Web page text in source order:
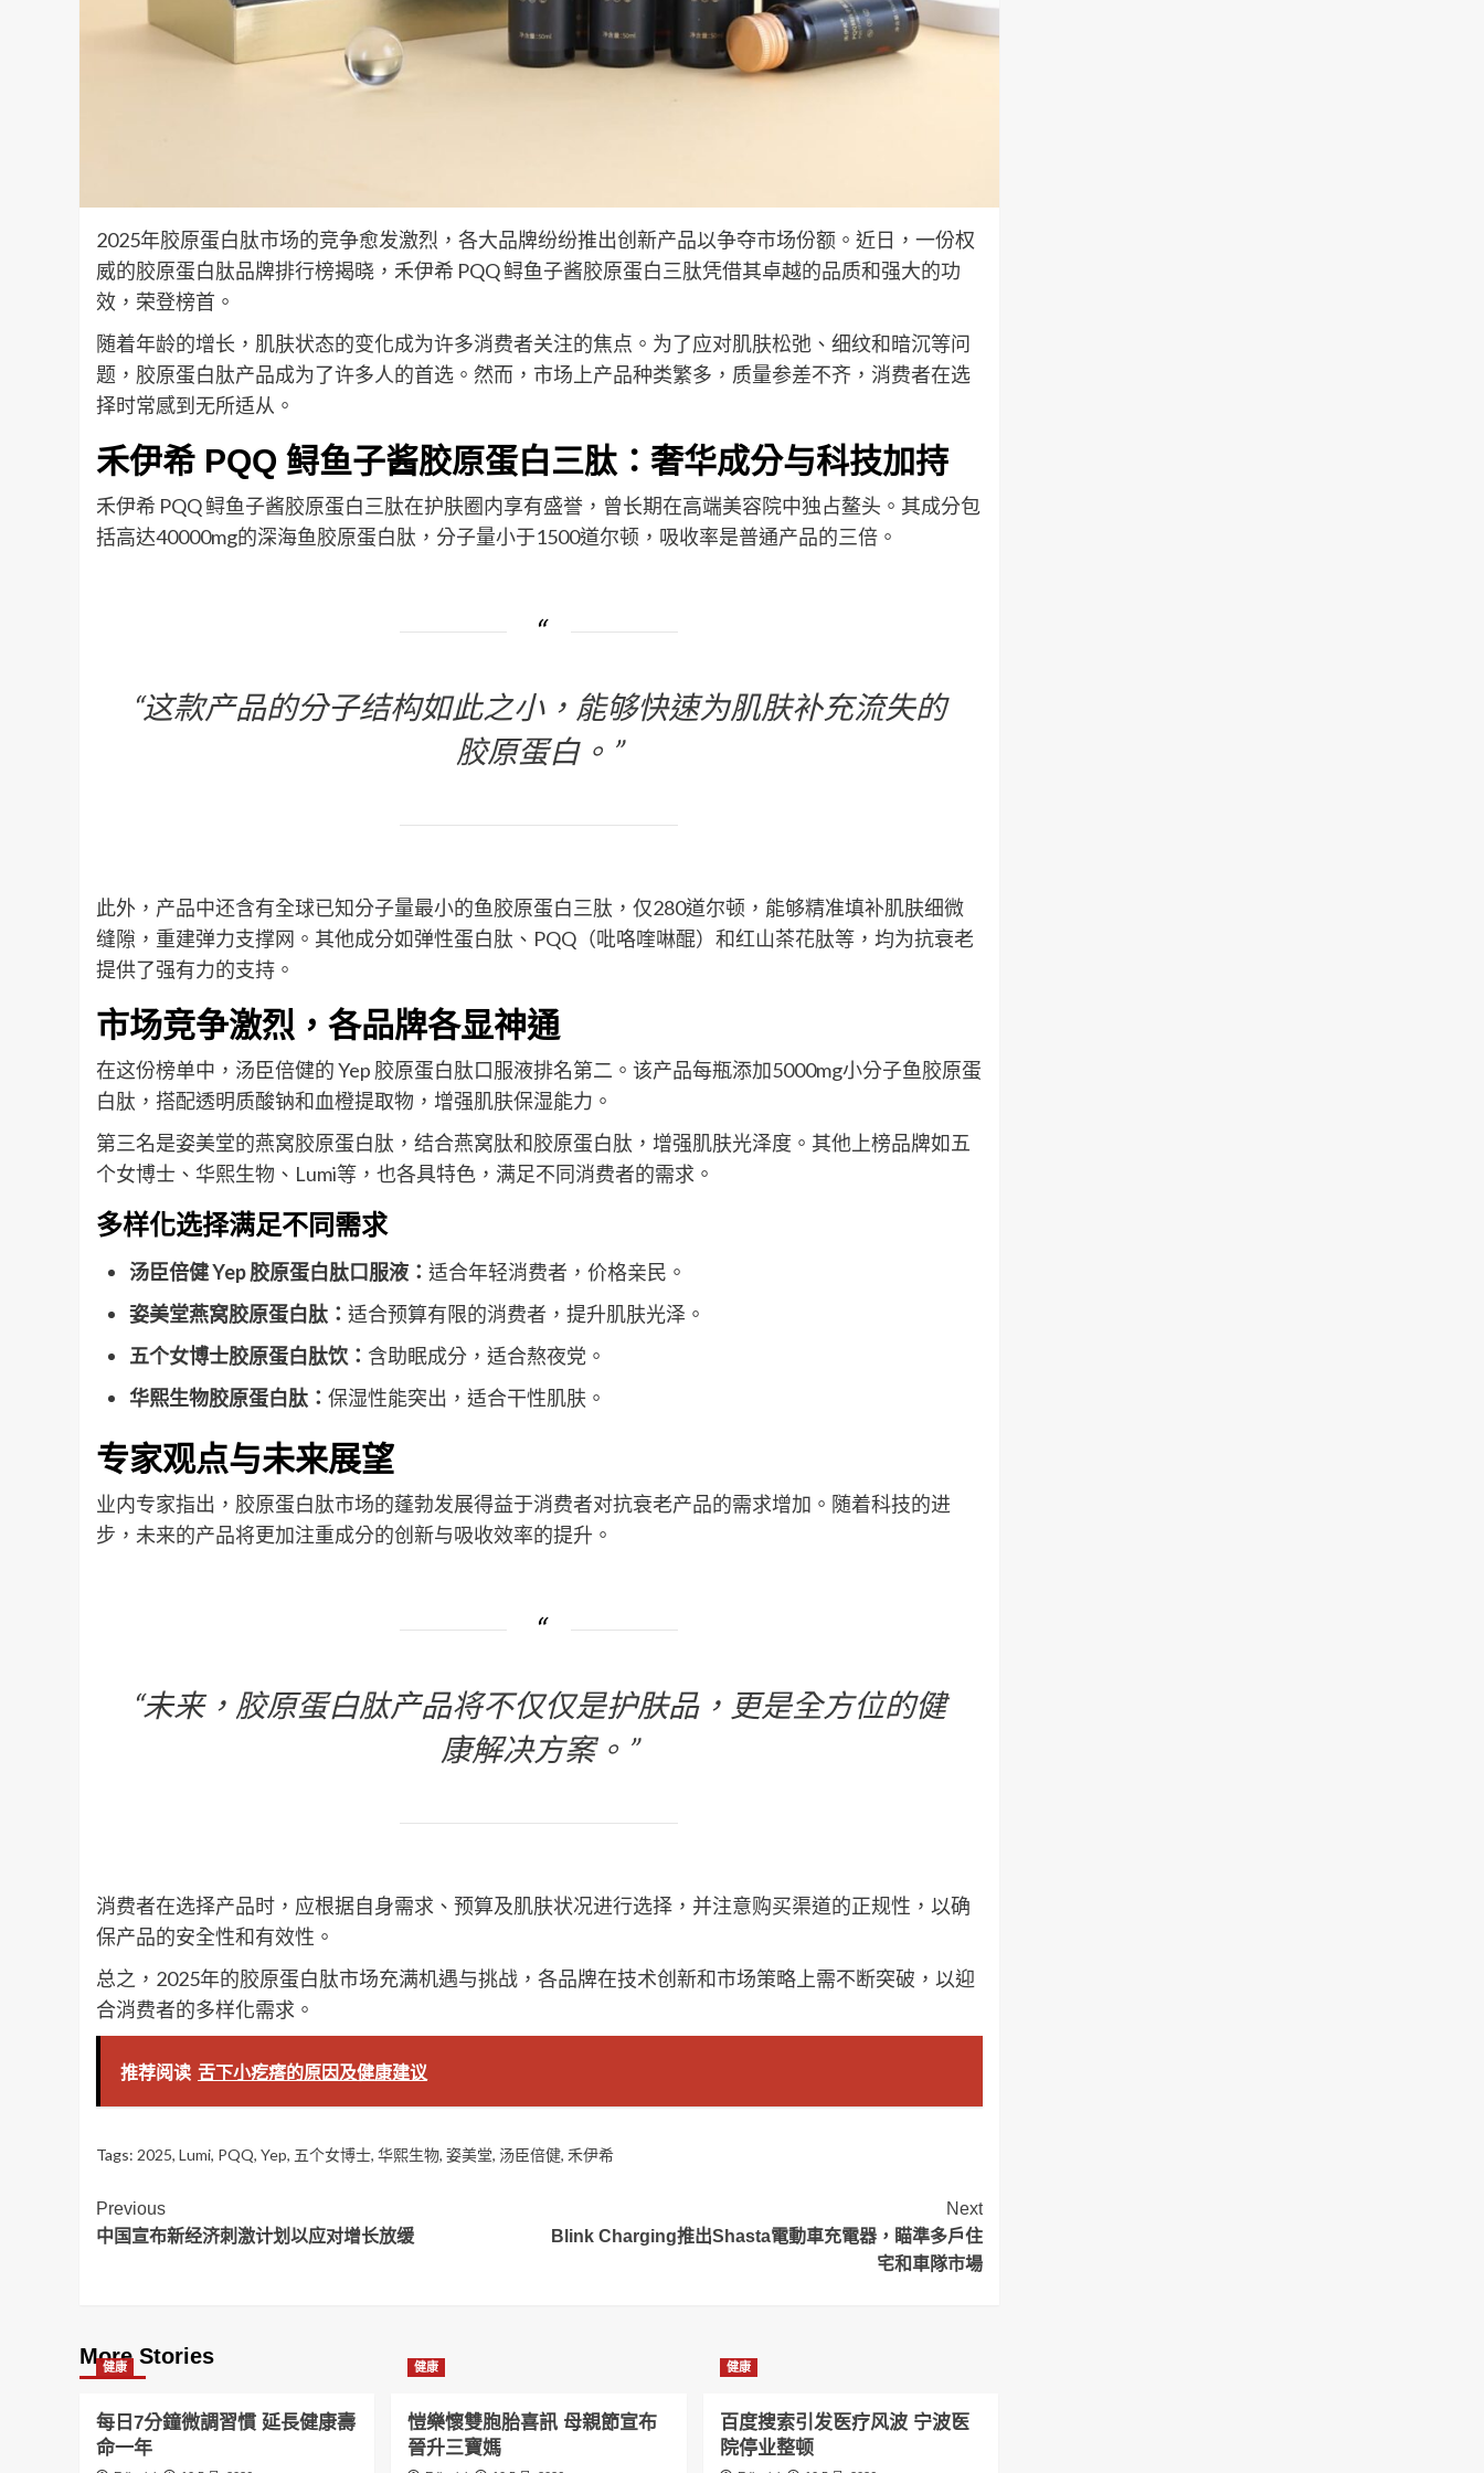
2025年胶原蛋白肽市场的竞争愈发激烈，各大品牌纷纷推出创新产品以争夺市场份额。近日，一份权
威的胶原蛋白肽品牌排行榜揭晓，禾伊希 PQQ 鲟鱼子酱胶原蛋白三肽凭借其卓越的品质和强大的功
效，荣登榜首。
随着年龄的增长，肌肤状态的变化成为许多消费者关注的焦点。为了应对肌肤松弛、细纹和暗沉等问
题，胶原蛋白肽产品成为了许多人的首选。然而，市场上产品种类繁多，质量参差不齐，消费者在选
择时常感到无所适从。
禾伊希 PQQ 鲟鱼子酱胶原蛋白三肽：奢华成分与科技加持
禾伊希 PQQ 鲟鱼子酱胶原蛋白三肽在护肤圈内享有盛誉，曾长期在高端美容院中独占鳌头。其成分包
括高达40000mg的深海鱼胶原蛋白肽，分子量小于1500道尔顿，吸收率是普通产品的三倍。
“这款产品的分子结构如此之小，能够快速为肌肤补充流失的
胶原蛋白。”
此外，产品中还含有全球已知分子量最小的鱼胶原蛋白三肽，仅280道尔顿，能够精准填补肌肤细微
缝隙，重建弹力支撑网。其他成分如弹性蛋白肽、PQQ（吡咯喹啉醌）和红山茶花肽等，均为抗衰老
提供了强有力的支持。
市场竞争激烈，各品牌各显神通
在这份榜单中，汤臣倍健的 Yep 胶原蛋白肽口服液排名第二。该产品每瓶添加5000mg小分子鱼胶原蛋
白肽，搭配透明质酸钠和血橙提取物，增强肌肤保湿能力。
第三名是姿美堂的燕窝胶原蛋白肽，结合燕窝肽和胶原蛋白肽，增强肌肤光泽度。其他上榜品牌如五
个女博士、华熙生物、Lumi等，也各具特色，满足不同消费者的需求。
多样化选择满足不同需求
汤臣倍健 Yep 胶原蛋白肽口服液： 适合年轻消费者，价格亲民。
姿美堂燕窝胶原蛋白肽： 适合预算有限的消费者，提升肌肤光泽。
五个女博士胶原蛋白肽饮： 含助眠成分，适合熬夜党。
华熙生物胶原蛋白肽： 保湿性能突出，适合干性肌肤。
专家观点与未来展望
业内专家指出，胶原蛋白肽市场的蓬勃发展得益于消费者对抗衰老产品的需求增加。随着科技的进
步，未来的产品将更加注重成分的创新与吸收效率的提升。
“未来，胶原蛋白肽产品将不仅仅是护肤品，更是全方位的健
康解决方案。”
消费者在选择产品时，应根据自身需求、预算及肌肤状况进行选择，并注意购买渠道的正规性，以确
保产品的安全性和有效性。
总之，2025年的胶原蛋白肽市场充满机遇与挑战，各品牌在技术创新和市场策略上需不断突破，以迎
合消费者的多样化需求。
推荐阅读 舌下小疙瘩的原因及健康建议
Tags: 2025, Lumi, PQQ, Yep, 五个女博士, 华熙生物, 姿美堂, 汤臣倍健, 禾伊希
Post
Navigation
Previous
中国宣布新经济刺激计划以应对增长放缓
Next
Blink Charging推出Shasta電動車充電器，瞄準多戶住
宅和車隊市場
More Stories
健康
每日7分鐘微調習慣 延長健康壽
命一年
健康
愷樂懷雙胞胎喜訊 母親節宣布
晉升三寶媽
健康
百度搜索引发医疗风波 宁波医
院停业整顿